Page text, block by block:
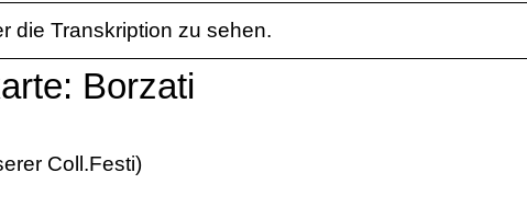
die Transkription zu sehen.
Borzati
Coll.Festi)